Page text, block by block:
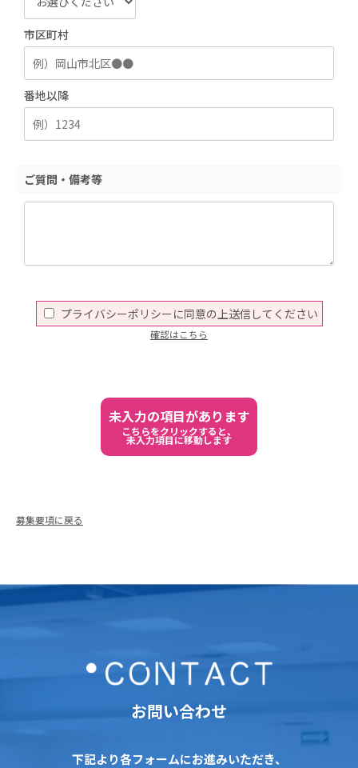
市区町村
番地以降
ご質問・備考等
プライバシーポリシーに同意の上送信してください
確認はこちら
未入力の項目があります
こちらをクリックすると、
未入力項目に移動します
募集要項に戻る
お問い合わせ
下記より各フォームにお進みいただき、